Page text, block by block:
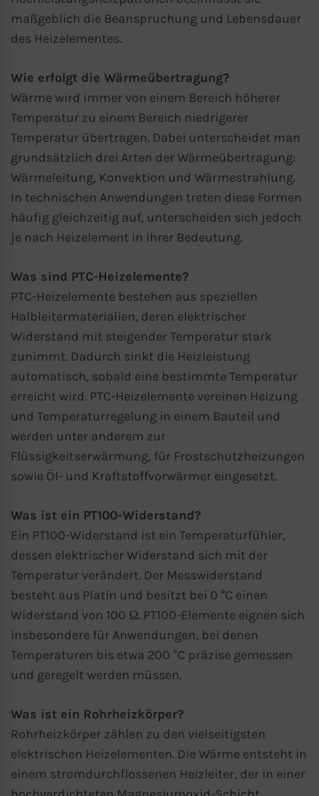
maßgeblich die Beanspruchung und Lebensdauer
des Heizelementes.
Wie erfolgt die Wärmeübertragung?
Wärme wird immer von einem Bereich höherer
Temperatur zu einem Bereich niedrigerer
Temperatur übertragen. Dabei unterscheidet man
grundsätzlich drei Arten der Wärmeübertragung:
Wärmeleitung, Konvektion und Wärmestrahlung.
In technischen Anwendungen treten diese Formen
häufig gleichzeitig auf, unterscheiden sich jedoch
je nach Heizelement in ihrer Bedeutung.
Was sind PTC-Heizelemente?
PTC-Heizelemente bestehen aus speziellen
Halbleitermaterialien, deren elektrischer
Widerstand mit steigender Temperatur stark
zunimmt. Dadurch sinkt die Heizleistung
automatisch, sobald eine bestimmte Temperatur
erreicht wird. PTC-Heizelemente vereinen Heizung
und Temperaturregelung in einem Bauteil und
werden unter anderem zur
Flüssigkeitserwärmung, für Frostschutzheizungen
sowie Öl- und Kraftstoffvorwärmer eingesetzt.
Was ist ein PT100-Widerstand?
Ein PT100-Widerstand ist ein Temperaturfühler,
dessen elektrischer Widerstand sich mit der
Temperatur verändert. Der Messwiderstand
besteht aus Platin und besitzt bei 0 °C einen
Widerstand von 100 Ω. PT100-Elemente eignen sich
insbesondere für Anwendungen, bei denen
Temperaturen bis etwa 200 °C präzise gemessen
und geregelt werden müssen.
Was ist ein Rohrheizkörper?
Rohrheizkörper zählen zu den vielseitigsten
elektrischen Heizelementen. Die Wärme entsteht in
einem stromdurchflossenen Heizleiter, der in einer